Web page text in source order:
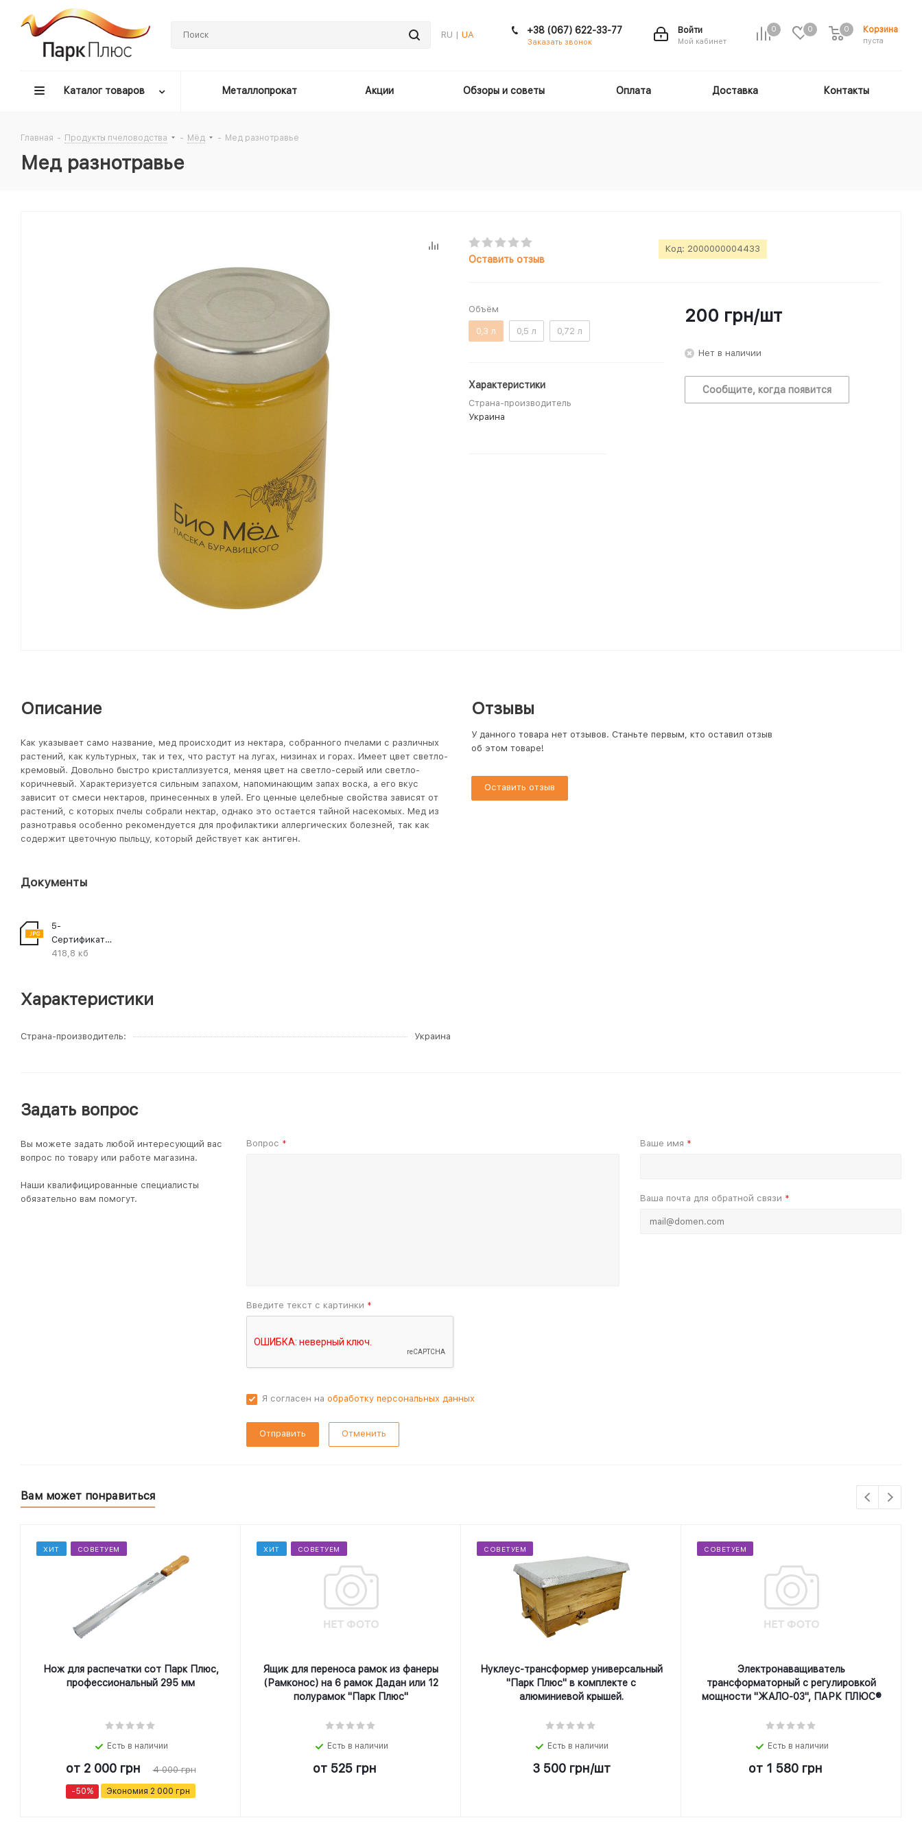
RU | UA
0 0 Корзина
пуста
0
Войти
Мой кабинет
+38 (067) 622-33-77
Заказать звонок
Каталог товаров Металлопрокат Акции Обзоры и советы Оплата Доставка Контакты
Главная - Продукты пчеловодства - Мёд - Мед разнотравье
Мед разнотравье
Оставить отзыв
Код: 2000000004433
Объём
0,3 л 0,5 л 0,72 л
Характеристики
Страна-производитель
Украина
200 грн/шт
Нет в наличии
Сообщите, когда появится
Описание
Как указывает само название, мед происходит из нектара, собранного пчелами с различных
растений, как культурных, так и тех, что растут на лугах, низинах и горах. Имеет цвет светло-
кремовый. Довольно быстро кристаллизуется, меняя цвет на светло-серый или светло-
коричневый. Характеризуется сильным запахом, напоминающим запах воска, а его вкус
зависит от смеси нектаров, принесенных в улей. Его ценные целебные свойства зависят от
растений, с которых пчелы собрали нектар, однако это остается тайной насекомых. Мед из
разнотравья особенно рекомендуется для профилактики аллергических болезней, так как
содержит цветочную пыльцу, который действует как антиген.
Документы
5-
Сертификат_Мед_Разнотравье_BIO
418,8 кб
Характеристики
Страна-производитель Украина
Отзывы
У данного товара нет отзывов. Станьте первым, кто оставил отзыв
об этом товаре!
Оставить отзыв
Задать вопрос
Вы можете задать любой интересующий вас
вопрос по товару или работе магазина.
Наши квалифицированные специалисты
обязательно вам помогут.
Вопрос * Ваше имя *
Ваша почта для обратной связи *
Введите текст с картинки *
Я согласен на обработку персональных данных
Отменить
Вам может понравиться
ХИТ СОВЕТУЕМ
Нож для распечатки сот Парк Плюс,
профеcсиональный 295 мм
Есть в наличии
от 2 000 грн 4 000 грн
-50% Экономия 2 000 грн
ХИТ СОВЕТУЕМ
Ящик для переноса рамок из фанеры
(Рамконос) на 6 рамок Дадан или 12
полурамок "Парк Плюс"
Есть в наличии
от 525 грн
СОВЕТУЕМ
Нуклеус-трансформер универсальный
"Парк Плюс" в комплекте с
алюминиевой крышей.
Есть в наличии
3 500грн/шт
СОВЕТУЕМ
Электронаващиватель
трансформаторный с регулировкой
мощности "ЖАЛО-03", ПАРК ПЛЮС®
Есть в наличии
от 1 580 грн